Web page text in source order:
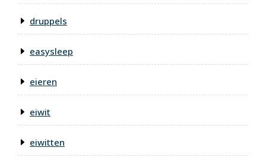
druppels
easysleep
eieren
eiwit
eiwitten